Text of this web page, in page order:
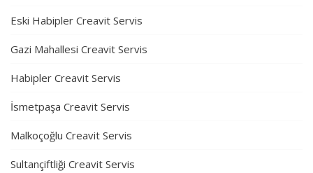
Eski Habipler Creavit Servis
Gazi Mahallesi Creavit Servis
Habipler Creavit Servis
İsmetpaşa Creavit Servis
Malkoçoğlu Creavit Servis
Sultançiftliği Creavit Servis